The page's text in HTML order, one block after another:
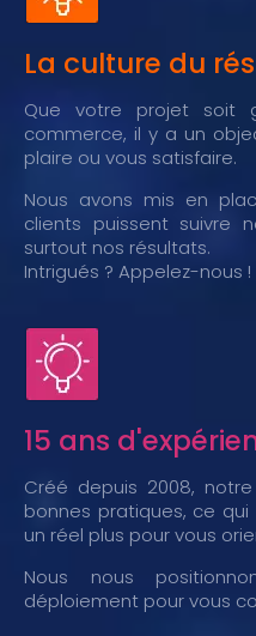
La culture du
Que votre projet soit
commerce, il y a un
plaire ou vous satisfaire.
Nous avons mis en
clients puissent suivre
surtout nos résultats.
Intrigués ? Appelez-nous !
15 ans
Créé depuis 2008,
bonnes pratiques, ce
un réel plus pour vous
Nous nous
déploiement pour vous